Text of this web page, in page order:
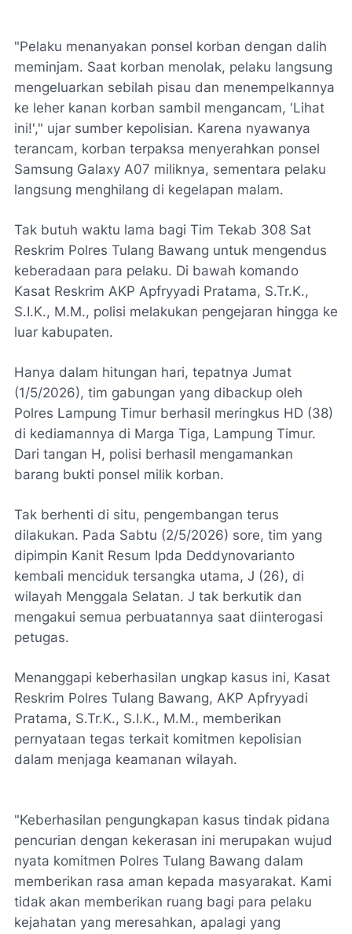
"Pelaku menanyakan ponsel korban dengan dalih
meminjam. Saat korban menolak, pelaku langsung
mengeluarkan sebilah pisau dan menempelkannya
ke leher kanan korban sambil mengancam, 'Lihat
ini!'," ujar sumber kepolisian. Karena nyawanya
terancam, korban terpaksa menyerahkan ponsel
Samsung Galaxy A07 miliknya, sementara pelaku
langsung menghilang di kegelapan malam.
Tak butuh waktu lama bagi Tim Tekab 308 Sat
Reskrim Polres Tulang Bawang untuk mengendus
keberadaan para pelaku. Di bawah komando
Kasat Reskrim AKP Apfryyadi Pratama, S.Tr.K.,
S.I.K., M.M., polisi melakukan pengejaran hingga ke
luar kabupaten.
Hanya dalam hitungan hari, tepatnya Jumat
(1/5/2026), tim gabungan yang dibackup oleh
Polres Lampung Timur berhasil meringkus HD (38)
di kediamannya di Marga Tiga, Lampung Timur.
Dari tangan H, polisi berhasil mengamankan
barang bukti ponsel milik korban.
Tak berhenti di situ, pengembangan terus
dilakukan. Pada Sabtu (2/5/2026) sore, tim yang
dipimpin Kanit Resum Ipda Deddynovarianto
kembali menciduk tersangka utama, J (26), di
wilayah Menggala Selatan. J tak berkutik dan
mengakui semua perbuatannya saat diinterogasi
petugas.
Menanggapi keberhasilan ungkap kasus ini, Kasat
Reskrim Polres Tulang Bawang, AKP Apfryyadi
Pratama, S.Tr.K., S.I.K., M.M., memberikan
pernyataan tegas terkait komitmen kepolisian
dalam menjaga keamanan wilayah.
"Keberhasilan pengungkapan kasus tindak pidana
pencurian dengan kekerasan ini merupakan wujud
nyata komitmen Polres Tulang Bawang dalam
memberikan rasa aman kepada masyarakat. Kami
tidak akan memberikan ruang bagi para pelaku
kejahatan yang meresahkan, apalagi yang